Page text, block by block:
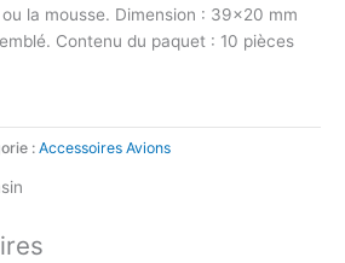
la mousse. Dimension : 39×20 mm
Contenu du paquet : 10 pièces
:Accessoires Avions